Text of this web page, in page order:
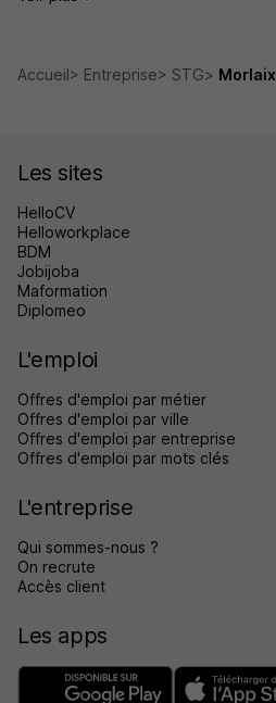
Accueil Entreprise STG Morlaix
Les sites
HelloCV
Helloworkplace
BDM
Jobijoba
Maformation
Diplomeo
L'emploi
Offres d'emploi par métier
Offres d'emploi par ville
Offres d'emploi par entreprise
Offres d'emploi par mots clés
L'entreprise
Qui sommes-nous ?
On recrute
Accès client
Les apps